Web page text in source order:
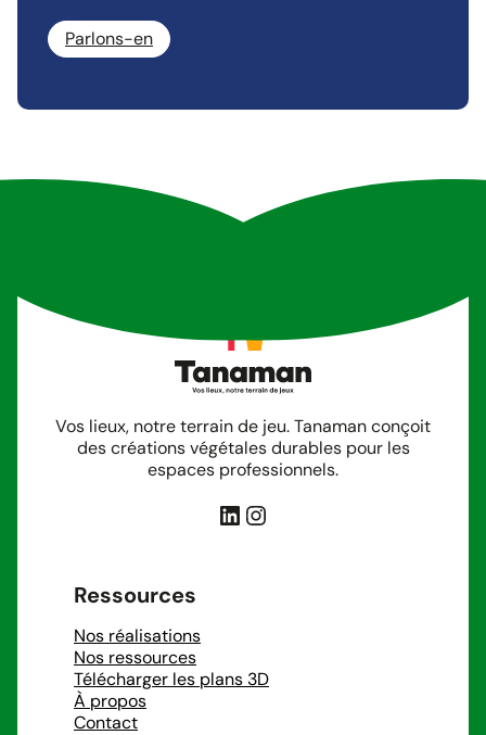
Parlons-en
Vos lieux, notre terrain de jeu. Tanaman conçoit
des créations végétales durables pour les
espaces professionnels.
LinkedIn
Instagram
Ressources
Nos réalisations
Nos ressources
Télécharger les plans 3D
À propos
Contact